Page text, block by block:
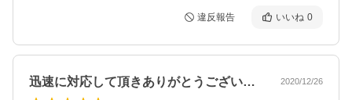
違反報告 いいね 0
迅速に対応して頂きありがとうございます… 2020/12/26